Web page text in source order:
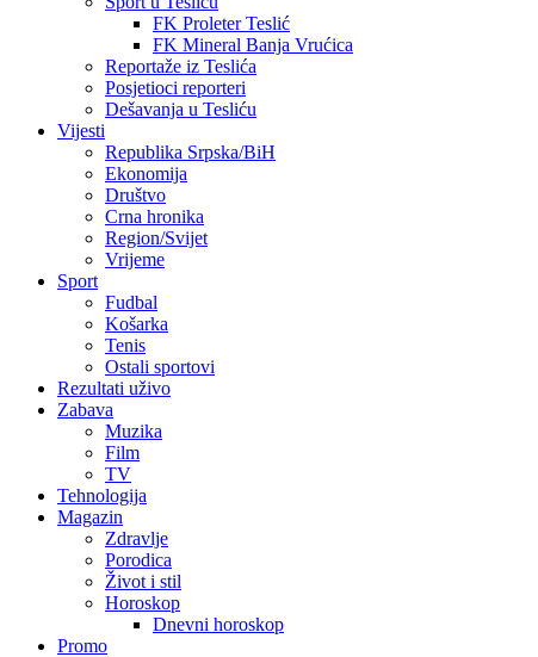
FK Proleter Teslić
FK Mineral Banja Vrućica
Reportaže iz Teslića
Posjetioci reporteri
Dešavanja u Tesliću
Vijesti
Republika Srpska/BiH
Ekonomija
Društvo
Crna hronika
Region/Svijet
Vrijeme
Sport
Fudbal
Košarka
Tenis
Ostali sportovi
Rezultati uživo
Zabava
Muzika
Film
TV
Tehnologija
Magazin
Zdravlje
Porodica
Život i stil
Horoskop
Dnevni horoskop
Promo